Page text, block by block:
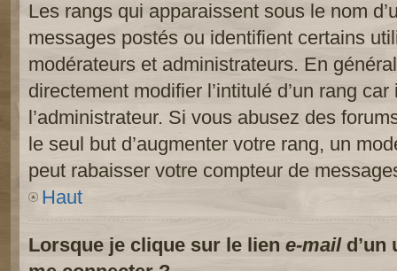
Les rangs qui apparaissent sous le nom
messages postés ou identifient certains
modérateurs et administrateurs. En
directement modifier l’intitulé d’un rang
l’administrateur. Si vous abusez des
le seul but d’augmenter votre rang, un
peut rabaisser votre compteur de
Haut
Lorsque je clique sur le lien e-maild’un